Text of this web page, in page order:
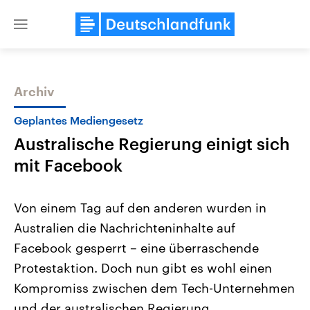
Close
Themen
Landtagswahl Sachsen-Anhalt
2026
Alle Informationen
Sachsen-Anhalt wählt am 6.
September 2026 einen neuen
Landtag. Seit 2021 wird das
Bundesland von einer Koalition aus
Aktuelle Beiträge,
Hintergründe
Wirtschaftlich und
gehören die Vereinigten
den mächtigsten Ländern
mit großem Einfluss auf
Archiv
Geplantes Mediengesetz
Australische Regierung einigt sich
mit Facebook
Von einem Tag auf den anderen wurden in
Australien die Nachrichteninhalte auf
Facebook gesperrt – eine überraschende
Protestaktion. Doch nun gibt es wohl einen
Kompromiss zwischen dem Tech-Unternehmen